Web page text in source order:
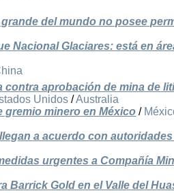
del mundo no posee
Nacional Glaciares: está en
aprobación de mina de
Unidos /Australia
minero en México /
a acuerdo con
urgentes a Compañía
Barrick Gold en el Valle del